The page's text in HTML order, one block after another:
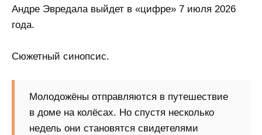
Андре Эвредала выйдет в «цифре» 7 июля 2026
года.
Сюжетный синопсис.
Молодожёны отправляются в путешествие
в доме на колёсах. Но спустя несколько
недель они становятся свидетелями